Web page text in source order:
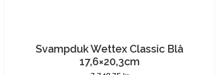
Svampduk Wettex Classic Blå
17,6×20,3cm